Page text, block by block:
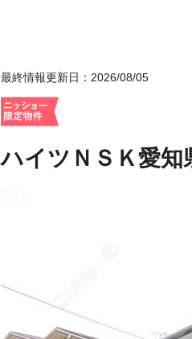
最終情報更新日：2026/08/05
ハイツＮＳＫ愛知